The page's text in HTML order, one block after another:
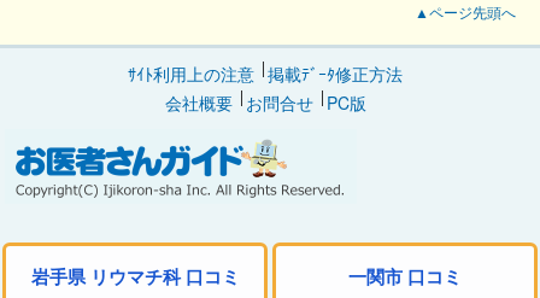
岩手県 リウマチ科 口コミ 一関市 口コミ
▲ページ先頭へ
ｻｲﾄ利用上の注意 掲載ﾃﾞｰﾀ修正方法
会社概要
お問合せ PC版